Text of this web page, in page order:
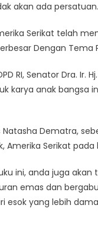
akan ada persatuan.
Serikat telah
Dengan Tema
RI, Senator Dra. Ir.
karya anak
Natasha Dematra,
Amerika Serikat
ini, anda juga
emas dan
yang lebih